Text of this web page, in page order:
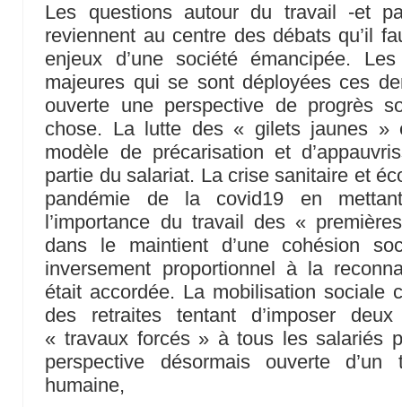
Les questions autour du travail -et
reviennent au centre des débats qu’il
enjeux d’une société émancipée.
majeures qui se sont déployées ces
ouverte une perspective de progrès
chose. La lutte des « gilets jaunes »
modèle de précarisation et
partie du salariat. La crise sanitaire et
pandémie de la covid19 en
l’importance du travail des «
dans le maintient d’une cohésion
inversement proportionnel à la
était accordée. La mobilisation sociale
des retraites tentant d’imposer
« travaux forcés » à tous les salariés
perspective désormais ouverte
humaine,